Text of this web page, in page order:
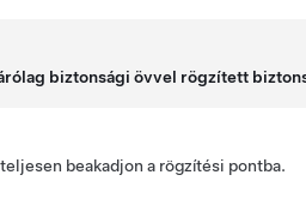
biztonsági övvel rögzített
beakadjon a rögzítési pontba.